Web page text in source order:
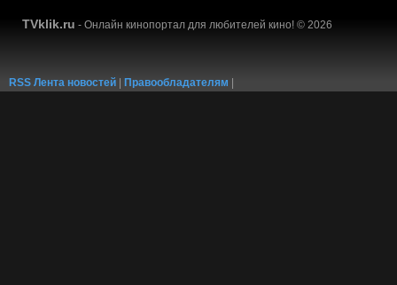
TVklik.ru - Онлайн кинопортал для любителей кино! © 2026
RSS Лента новостей Правообладателям